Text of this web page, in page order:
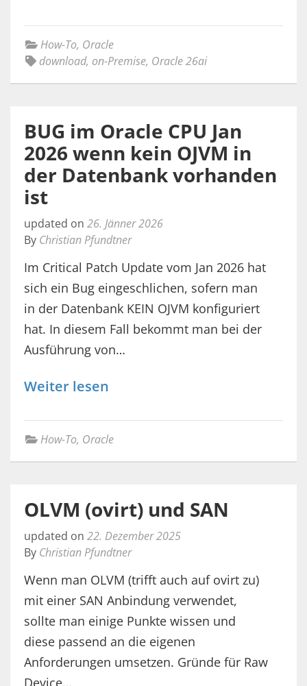
How-To, Oracle
download, on-Premise, Oracle 26ai
BUG im Oracle CPU Jan
2026 wenn kein OJVM in
der Datenbank vorhanden
ist
updated on 26. Jänner 2026
By Christian Pfundtner
Im Critical Patch Update vom Jan 2026 hat
sich ein Bug eingeschlichen, sofern man
in der Datenbank KEIN OJVM konfiguriert
hat. In diesem Fall bekommt man bei der
Ausführung von…
Weiter lesen
How-To, Oracle
OLVM (ovirt) und SAN
updated on 22. Dezember 2025
By Christian Pfundtner
Wenn man OLVM (trifft auch auf ovirt zu)
mit einer SAN Anbindung verwendet,
sollte man einige Punkte wissen und
diese passend an die eigenen
Anforderungen umsetzen. Gründe für Raw
Device…